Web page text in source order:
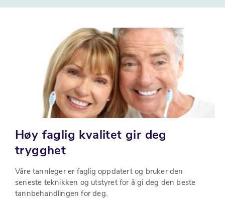
Høy faglig kvalitet gir deg
trygghet
Våre tannleger er faglig oppdatert og bruker den
seneste teknikken og utstyret for å gi deg den beste
tannbehandlingen for deg.